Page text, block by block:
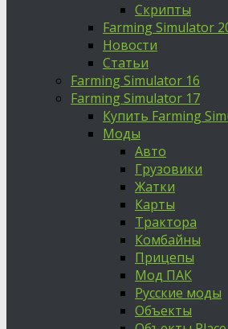
Скрипты
Farming Simulator
Новости
Статьи
Farming Simulator 16
Farming Simulator 17
Купить Farming
Моды
Авто
Грузовики
Жатки
Карты
Трактора
Комбайны
Прицепы
Мод ПАК
Русские моды
Объекты